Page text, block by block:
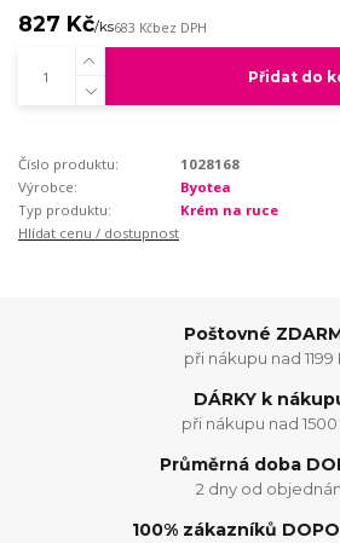
827 Kč/ks683 Kčbez DPH
Přidat do
Číslo produktu:
1028168
Výrobce:
Byotea
Typ produktu:
Krém na ruce
Hlídat cenu / dostupnost
Poštovné
při nákupu nad 1199
DÁRKY k
při nákupu nad 1500
Průměrná doba
2 dny od
100% zákazníků